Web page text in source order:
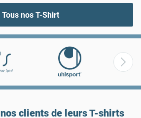
Tous nos T-Shirt
clients de leurs T-shirts